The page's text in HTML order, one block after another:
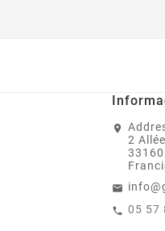
2
05 57